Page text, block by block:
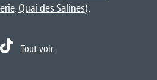
, Quai des Salines).
Tout voir